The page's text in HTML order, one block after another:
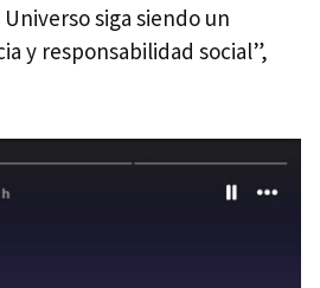
siga siendo un
y responsabilidad social”,